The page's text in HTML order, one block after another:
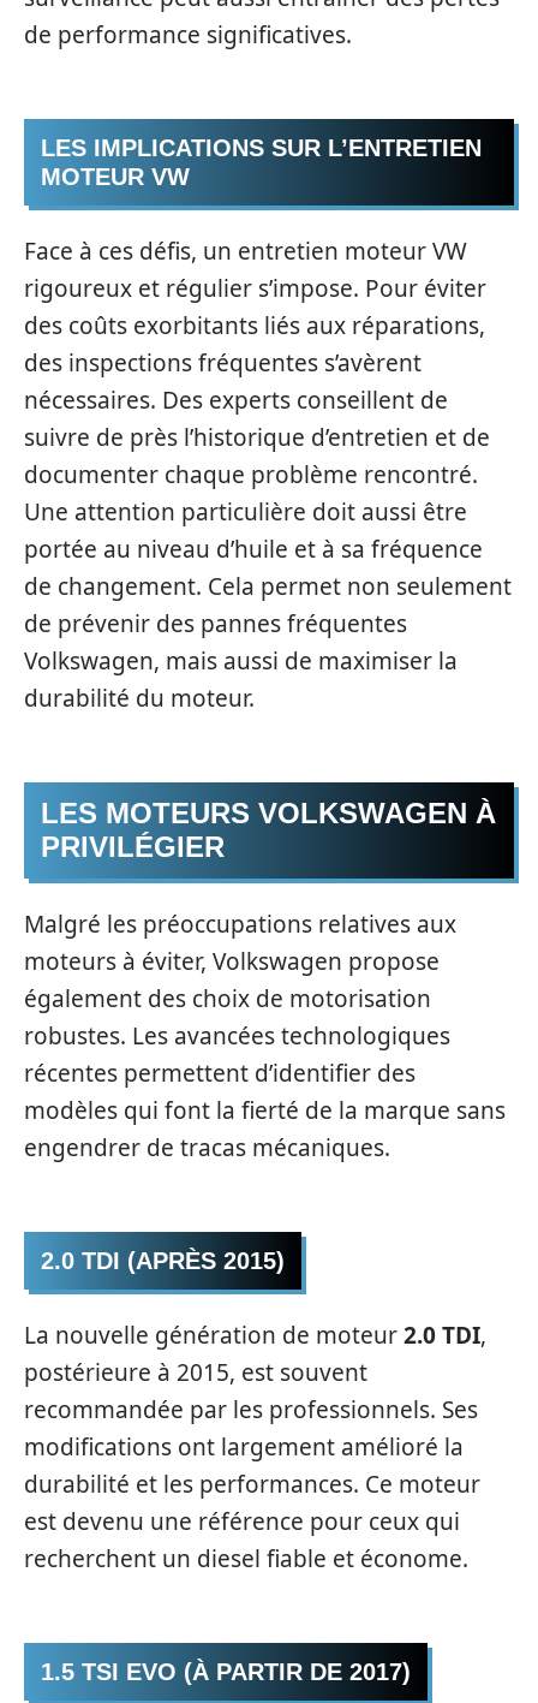
de performance significatives.
LES IMPLICATIONS SUR L’ENTRETIEN
MOTEUR VW
Face à ces défis, un entretien moteur VW
rigoureux et régulier s’impose. Pour éviter
des coûts exorbitants liés aux réparations,
des inspections fréquentes s’avèrent
nécessaires. Des experts conseillent de
suivre de près l’historique d’entretien et de
documenter chaque problème rencontré.
Une attention particulière doit aussi être
portée au niveau d’huile et à sa fréquence
de changement. Cela permet non seulement
de prévenir des pannes fréquentes
Volkswagen, mais aussi de maximiser la
durabilité du moteur.
LES MOTEURS VOLKSWAGEN À
PRIVILÉGIER
Malgré les préoccupations relatives aux
moteurs à éviter, Volkswagen propose
également des choix de motorisation
robustes. Les avancées technologiques
récentes permettent d’identifier des
modèles qui font la fierté de la marque sans
engendrer de tracas mécaniques.
2.0 TDI (APRÈS 2015)
La nouvelle génération de moteur2.0 TDI,
postérieure à 2015, est souvent
recommandée par les professionnels. Ses
modifications ont largement amélioré la
durabilité et les performances. Ce moteur
est devenu une référence pour ceux qui
recherchent un diesel fiable et économe.
1.5 TSI EVO (À PARTIR DE 2017)